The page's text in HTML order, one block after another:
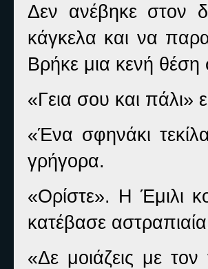
Δεν ανέβηκε στον
κάγκελα και να
Βρήκε μια κενή
«Γεια σου και
«Ένα σφηνάκι
γρήγορα.
«Ορίστε». Η Έμιλι
κατέβασε
«Δε μοιάζεις με